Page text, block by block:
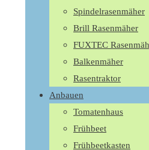
Spindelrasenmäher
Brill Rasenmäher
FUXTEC
Balkenmäher
Rasentraktor
Anbauen
Tomatenhaus
Frühbeet
Frühbeetkasten